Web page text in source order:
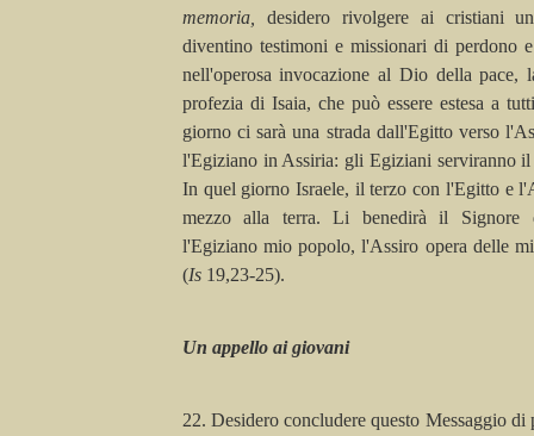
memoria, desidero rivolgere ai cristiani
diventino testimoni e missionari di perdono
nell'operosa invocazione al Dio della pace,
profezia di Isaia, che può essere estesa a
giorno ci sarà una strada dall'Egitto verso l'
l'Egiziano in Assiria: gli Egiziani serviranno
In quel giorno Israele, il terzo con l'Egitto e l'
mezzo alla terra. Li benedirà il Signore
l'Egiziano mio popolo, l'Assiro opera delle
(Is 19,23-25).
Un appello ai giovani
22. Desidero concludere questo Messaggio di